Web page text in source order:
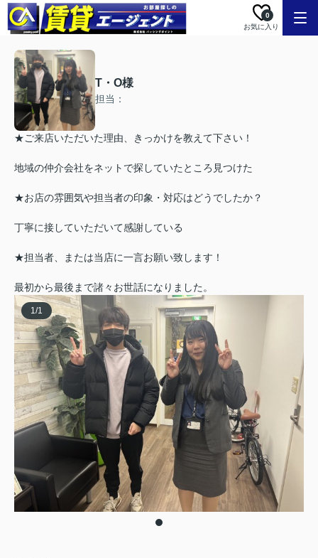
お気に入り
0
T・O様
担当：
★ご来店いただいた理由、きっかけを教えて下さい！
地域の仲介会社をネットで探していたところ見つけた
★お店の雰囲気や担当者の印象・対応はどうでしたか？
丁寧に接していただいて感謝している
★担当者、または当店に一言お願い致します！
最初から最後まで諸々お世話になりました。
1/1